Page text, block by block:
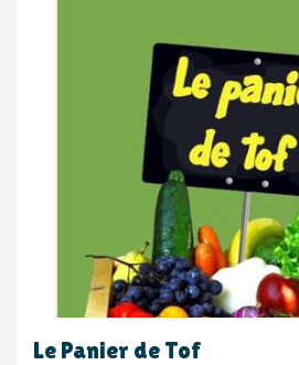
Le Panier de Tof